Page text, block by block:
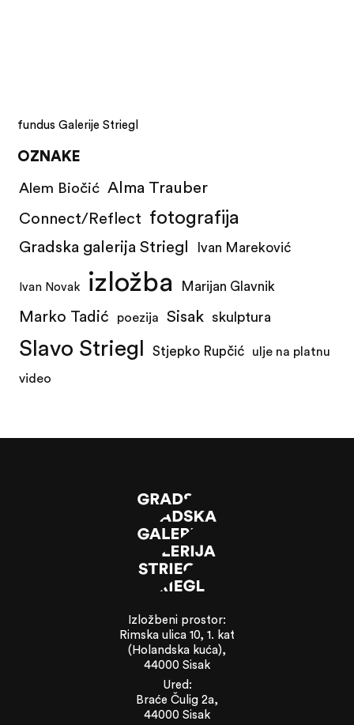
fundus Galerije Striegl
OZNAKE
Alem Biočić Alma Trauber
Connect/Reflect fotografija
Gradska galerija Striegl Ivan Mareković
Ivan Novak izložba Marijan Glavnik
Marko Tadić poezija Sisak skulptura
Slavo Striegl Stjepko Rupčić ulje na platnu
video
Izložbeni prostor:
Rimska ulica 10, 1. kat
(Holandska kuća),
44000 Sisak
Ured:
Braće Čulig 2a,
44000 Sisak